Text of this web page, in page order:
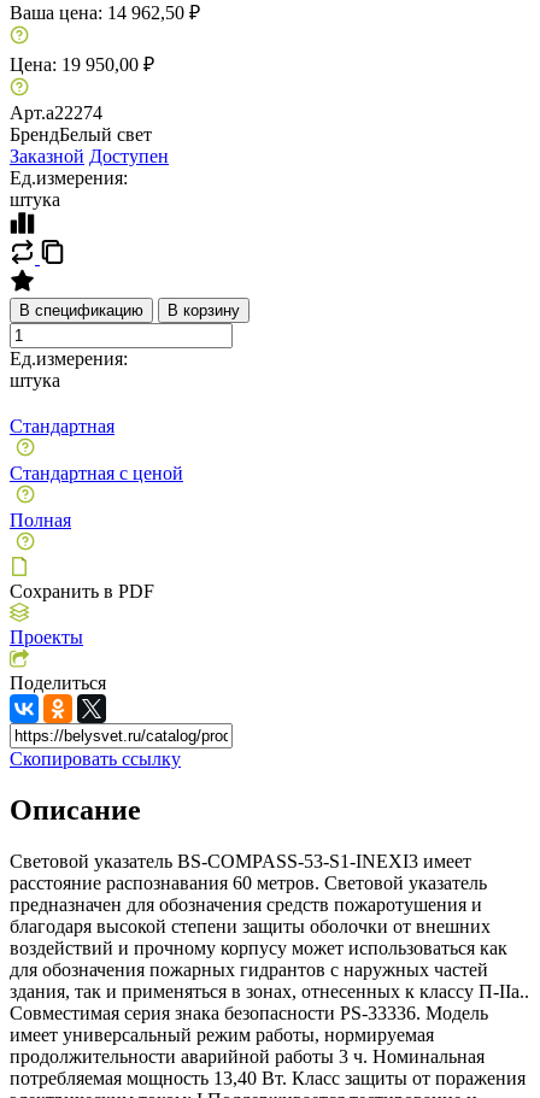
Ваша цена: 14 962,50 ₽
Цена: 19 950,00 ₽
Арт.a22274
БрендБелый свет
Заказной Доступен
Ед.измерения:
штука
В спецификацию В корзину
Ед.измерения:
штука
Стандартная
Стандартная с ценой
Полная
Сохранить в PDF
Проекты
Поделиться
Скопировать ссылку
Описание
Световой указатель BS-COMPASS-53-S1-INEXI3 имеет
расстояние распознавания 60 метров. Световой указатель
предназначен для обозначения средств пожаротушения и
благодаря высокой степени защиты оболочки от внешних
воздействий и прочному корпусу может использоваться как
для обозначения пожарных гидрантов c наружных частей
здания, так и применяться в зонах, отнесенных к классу П-IIa..
Совместимая серия знака безопасности PS-33336. Модель
имеет универсальный режим работы, нормируемая
продолжительности аварийной работы 3 ч. Номинальная
потребляемая мощность 13,40 Вт. Класс защиты от поражения